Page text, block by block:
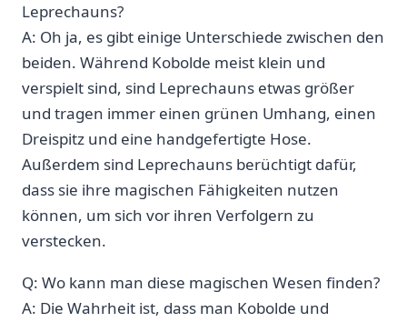
‌Leprechauns?
A: Oh ‌ja, es gibt ‍einige Unterschiede zwischen den
beiden. Während ​Kobolde meist klein und
verspielt ​sind, sind Leprechauns etwas größer
und⁢ tragen immer einen grünen Umhang, einen
Dreispitz und​ eine ‌handgefertigte ‌Hose.
Außerdem sind Leprechauns berüchtigt dafür,
dass sie ihre magischen Fähigkeiten nutzen
können, um sich vor ihren Verfolgern‌ zu
verstecken.
Q: Wo kann ‍man⁤ diese magischen Wesen finden?
A: Die Wahrheit ist, dass man Kobolde und